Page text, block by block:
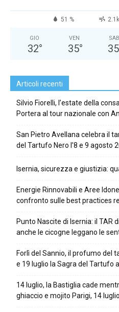
51 %
GIO
32°
VEN
35°
SAB
35
Articoli recenti
Silvio Fiorelli, l’estate della
Portera al tour nazionale con
San Pietro Avellana celebra il
del Tartufo Nero l’8 e 9 agosto
Isernia, sicurezza e giustizia:
Energie Rinnovabili e Aree
confronto sulle best practices
Punto Nascite di Isernia: il TAR
anche le cicogne leggano le
Forlì del Sannio, il profumo del
e 19 luglio la Sagra del Tartufo
14 luglio, la Bastiglia cade
ghiaccio e mojito Parigi, 14